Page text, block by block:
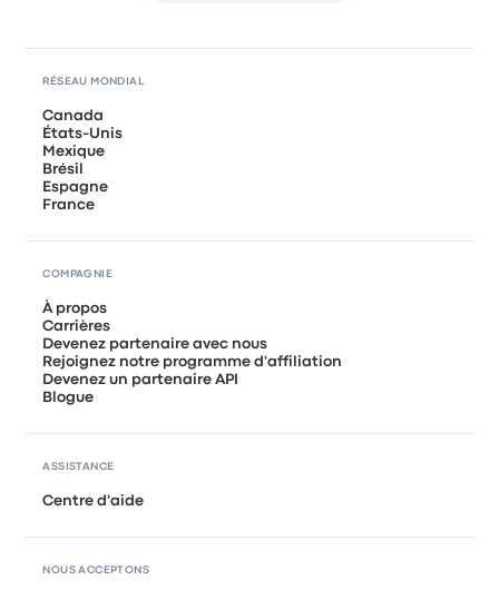
RÉSEAU MONDIAL
Canada
États-Unis
Mexique
Brésil
Espagne
France
COMPAGNIE
À propos
Carrières
Devenez partenaire avec nous
Rejoignez notre programme d'affiliation
Devenez un partenaire API
Blogue
ASSISTANCE
Centre d'aide
NOUS ACCEPTONS